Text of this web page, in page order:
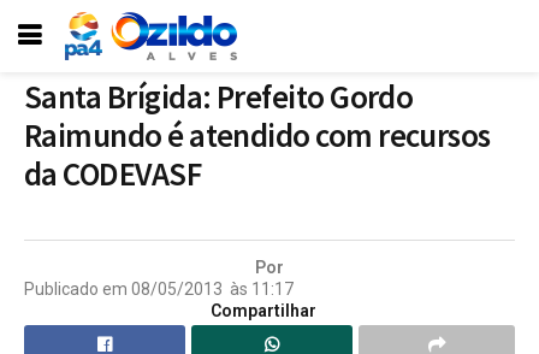
Santa Brígida: Prefeito Gordo
Raimundo é atendido com recursos
da CODEVASF
Por
Publicado em 08/05/2013 às 11:17
Compartilhar